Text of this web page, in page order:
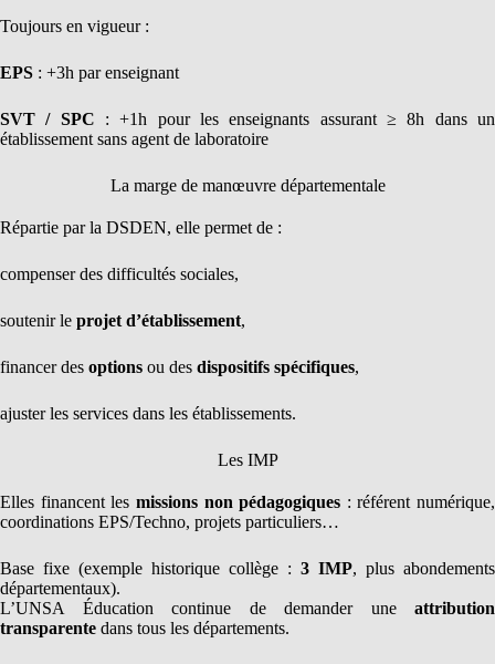
Toujours en vigueur :
EPS : +3h par enseignant
SVT / SPC : +1h pour les enseignants assurant ≥ 8h dans un
établissement sans agent de laboratoire
La marge de manœuvre départementale
Répartie par la DSDEN, elle permet de :
compenser des difficultés sociales,
soutenir le projet d’établissement,
financer des options ou des dispositifs spécifiques,
ajuster les services dans les établissements.
Les IMP
Elles financent les missions non pédagogiques : référent numérique,
coordinations EPS/Techno, projets particuliers…
Base fixe (exemple historique collège : 3 IMP, plus abondements
départementaux).
L’UNSA Éducation continue de demander une attribution
transparente dans tous les départements.